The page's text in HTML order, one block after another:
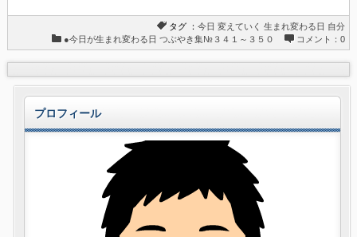
タグ ：今日 変えていく 生まれ変わる日 自分
●今日が生まれ変わる日 つぶやき集№３４１～３５０ コメント：0
プロフィール